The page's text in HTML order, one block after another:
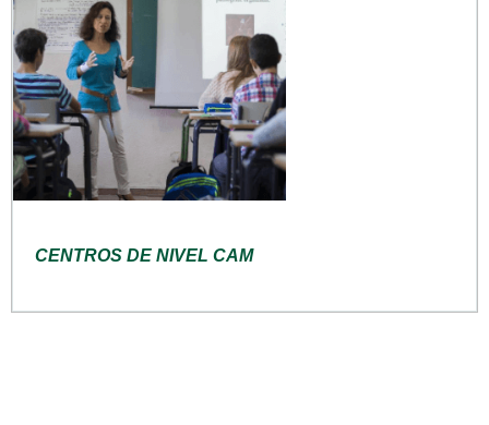
CENTROS DE NIVEL CAM